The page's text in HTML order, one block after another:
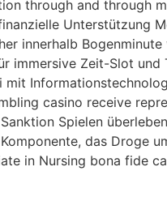
through and
Unterstützung
innerhalb
immersive Zeit-Slot
casino receive
Spielen
das Droge
in Nursing bona fide